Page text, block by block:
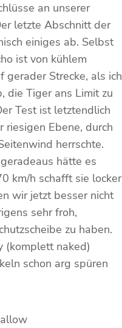
an unserer
letzte Abschnitt der
einiges ab. Selbst
ist von kühlem
gerader Strecke, als ich
die Tiger ans Limit zu
Test ist letztendlich
riesigen Ebene, durch
herrschte.
hätte es
km/h schafft sie locker
wir jetzt besser nicht
sehr froh,
zu haben.
(komplett naked)
schon arg spüren